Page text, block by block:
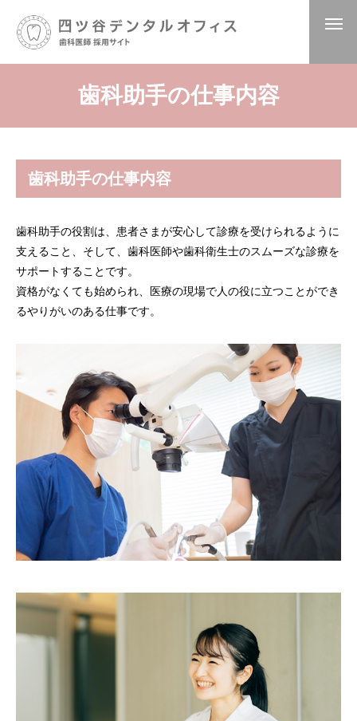
歯科助手の仕事内容
歯科助手の仕事内容
歯科助手の役割は、患者さまが安心して診療を受けられるように
支えること、そして、歯科医師や歯科衛生士のスムーズな診療を
サポートすることです。
資格がなくても始められ、医療の現場で人の役に立つことができ
るやりがいのある仕事です。